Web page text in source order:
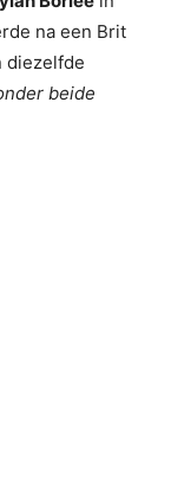
na een Brit
diezelfde
beide